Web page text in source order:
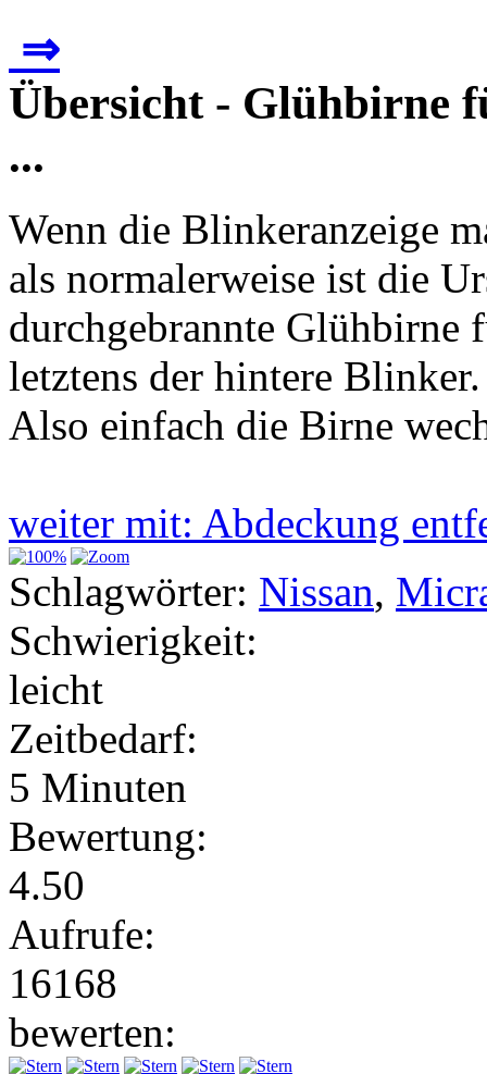
⇒
Übersicht - Glühbirne
...
Wenn die Blinkeranzeige
als normalerweise ist die
durchgebrannte Glühbirne
letztens der hintere
Also einfach die Birne
weiter mit: Abdeckung
Schlagwörter: Nissan,
Schwierigkeit:
leicht
Zeitbedarf:
5 Minuten
Bewertung:
4.50
Aufrufe:
16168
bewerten: